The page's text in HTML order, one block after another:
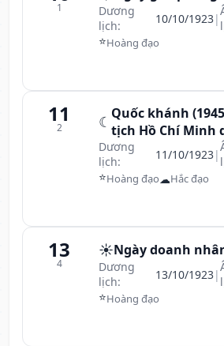
1
Dương
lịch:
10/10/1923|
⭐Hoàng đạo
11
2 ☾ Quốc khánh
tịch Hồ Chí Minh
Dương
lịch:
11/10/1923|
⭐Hoàng đạo☁Hắc đạo
13
4
☀️Ngày doanh
Dương
lịch:
13/10/1923|
⭐Hoàng đạo